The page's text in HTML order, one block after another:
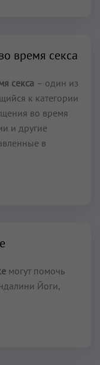
время секса
секса – один из
к категории
во время
и другие
в
могут помочь
Йоги,